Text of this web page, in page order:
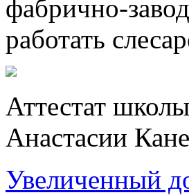
фабрично-
работать
Аттестат
Анастасии
Увеличенный